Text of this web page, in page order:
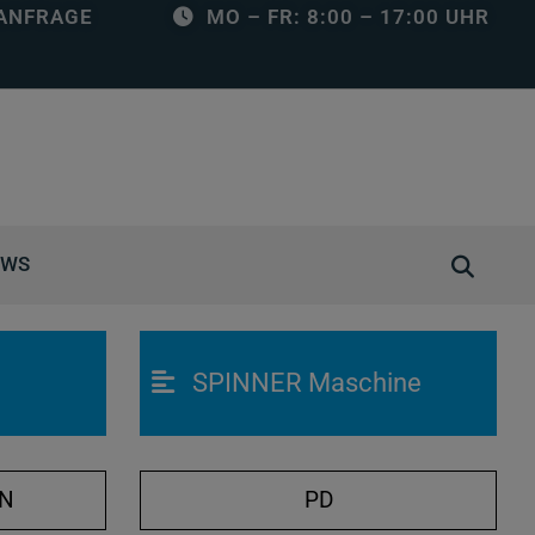
MO – FR: 8:00 – 17:00 UHR
c
ö
f
SPINNER Maschine
PD